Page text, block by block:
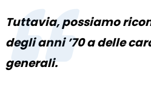
Tuttavia, possiamo
degli anni ’70 a delle
generali.